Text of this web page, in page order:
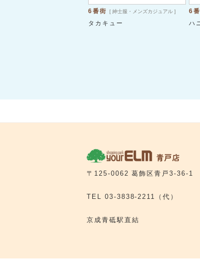
6番街 [ 紳士服・メンズカジュアル ]
タカキュー
6
ハ
〒125-0062 葛飾区青戸3-36-1
TEL 03-3838-2211 （代）
京成青砥駅直結